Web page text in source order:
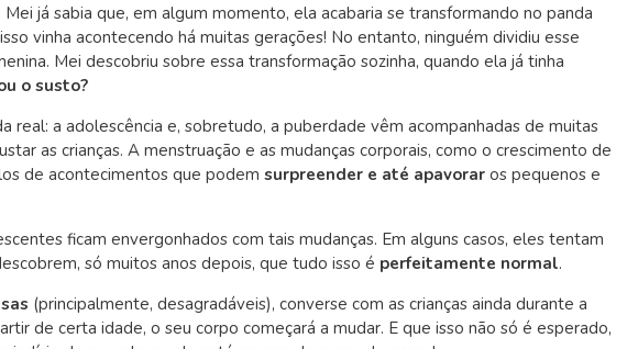
já sabia que, em algum momento, ela acabaria se transformando no panda
vinha acontecendo há muitas gerações! No entanto, ninguém dividiu esse
Mei descobriu sobre essa transformação sozinha, quando ela já tinha
o susto?
real: a adolescência e, sobretudo, a puberdade vêm acompanhadas de muitas
as crianças. A menstruação e as mudanças corporais, como o crescimento de
de acontecimentos que podem surpreender e até apavorar os pequenos e
ficam envergonhados com tais mudanças. Em alguns casos, eles tentam
só muitos anos depois, que tudo isso é perfeitamente normal.
(principalmente, desagradáveis), converse com as crianças ainda durante a
de certa idade, o seu corpo começará a mudar. E que isso não só é esperado,